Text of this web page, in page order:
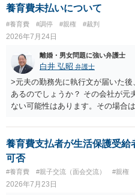
が、仮に交際を進めたとしても後
高かったということですので、む
って、交際を終わらせるのがよいと
養育費未払いについて
#養育費 #調停 #親権 #裁判
2026年7月24日
離婚・男女問題に強い弁護士
白井 弘昭 弁護士
>元夫の勤務先に執行文が届いた
あるのでしょうか？ その会社が元
ない可能性はあります。その場合
押さえ、元夫名義の車の差し押さ
きなかった場合は、公正証書の原
ても取れなくても、執行裁判所に
す。 ＞他の弁護士さんに再度依頼
だ、取れなかった場合に取り立て
護士に頼む必要は無いでしょう。
養育費支払者が生活保護受給
可否
#養育費 #親子交流（面会交流） #親権
2026年7月23日